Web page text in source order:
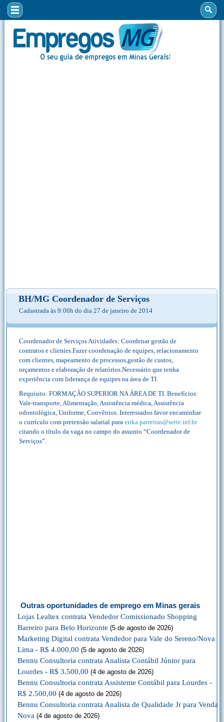
BH/MG Coordenador de Serviços
Cadastrada às 9:00h do dia 27 de janeiro de 2014
Coordenador de Serviços Atividades: Coordenar gestão de
contratos e clientes.Fazer coordenação de equipes, relacionamento
com clientes, mapeamento de processos,gestão de custos,
orçamentos e elaboração de relatórios.Necessário que tenha
experiência com liderança de equipes na área de TI.
Requisito: FORMAÇÃO SUPERIOR NA ÁREA DE TI. Benefícios:
Vale-transporte, Alimentação, Assistência médica, Assistência
odontológica, Uniforme, Convênios. Interessados favor encaminhar
o currículo com pretensão salarial para erika.parreiras@sette.inf.br
citando o título da vaga no campo do assunto “Coordenador de
Serviços”.
Outras oportunidades de emprego em Minas gerais
Lojas Lealtex contrata Vendedor Comissionado Shopping
Barreiro para Belo Horizonte (5 de agosto de 2026)
Marketing Digital contrata Vendedor para Vale do Sereno/Nova
Lima - R$ 4.000,00 (5 de agosto de 2026)
Bennu Consultoria contrata Analista Contábil Júnior para
Lourdes - R$ 3.500,00 (4 de agosto de 2026)
Bennu Consultoria contrata Assistente Contábil para Lourdes -
R$ 2.500,00 (4 de agosto de 2026)
Bennu Consultoria contrata Analista de Qualidade Jr para Venda
Nova (4 de agosto de 2026)